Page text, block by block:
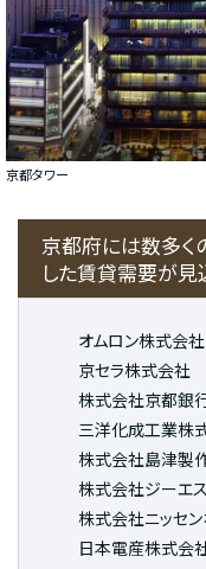
京都タワー
京都府には数多く
した賃貸需要が見
オムロン株式会社
京セラ株式会社
株式会社京都銀
三洋化成工業株
株式会社島津製
株式会社ジーエ
株式会社ニッセ
日本電産株式会